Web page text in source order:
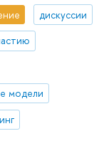
дискуссии
модели